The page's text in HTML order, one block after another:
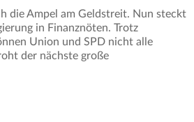
die Ampel am Geldstreit. Nun steckt
in Finanznöten. Trotz
Union und SPD nicht alle
der nächste große